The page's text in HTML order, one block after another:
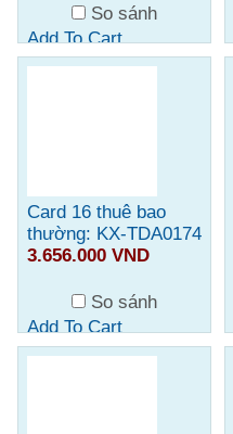
So sánh
Add To Cart
Card 16 thuê bao
thường: KX-TDA0174
3.656.000 VND
So sánh
Add To Cart